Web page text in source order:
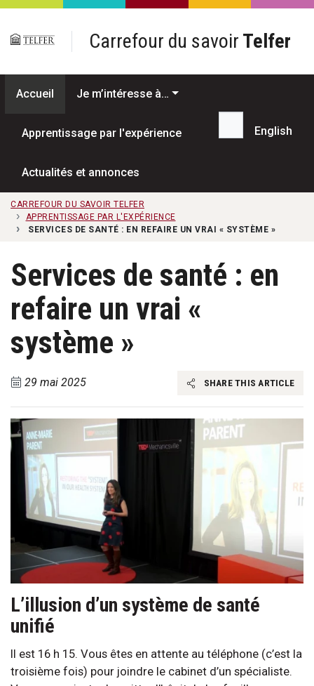
Passer au contenu principal
Carrefour du savoir Telfer
Accueil Je m’intéresse à…
Apprentissage par l'expérience
Actualités et annonces
Recherche...
English
CARREFOUR DU SAVOIR TELFER
APPRENTISSAGE PAR L'EXPÉRIENCE
SERVICES DE SANTÉ : EN REFAIRE UN VRAI « SYSTÈME »
Services de santé : en
refaire un vrai «
système »
29 mai 2025 SHARE THIS ARTICLE
L’illusion d’un système de santé
unifié
Il est 16 h 15. Vous êtes en attente au téléphone (c’est la
troisième fois) pour joindre le cabinet d’un spécialiste.